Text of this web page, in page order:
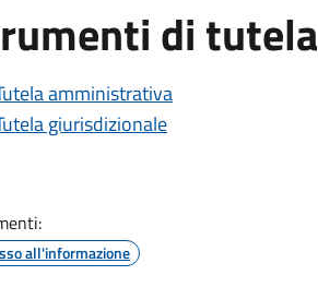
di tutela
amministrativa
giurisdizionale
all'informazione